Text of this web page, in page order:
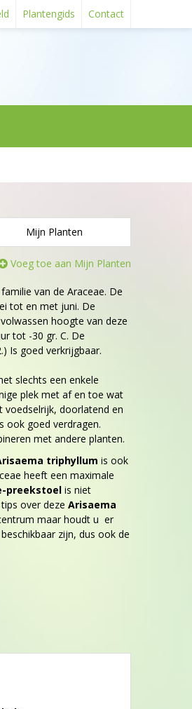
Plantengids Contact
Mijn Planten
Voeg toe aan Mijn Planten
van de Araceae. De
tot en met juni. De
hoogte van deze
tot -30 gr. C. De
Is goed verkrijgbaar.
slechts een enkele
plek met af en toe wat
doorlatend en
ook goed verdragen.
met andere planten.
triphyllum is ook
heeft een maximale
preekstoel is niet
over deze Arisaema
maar houdt u er
zijn, dus ook de